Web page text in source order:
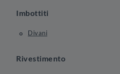
Imbottiti
Divani
Rivestimento